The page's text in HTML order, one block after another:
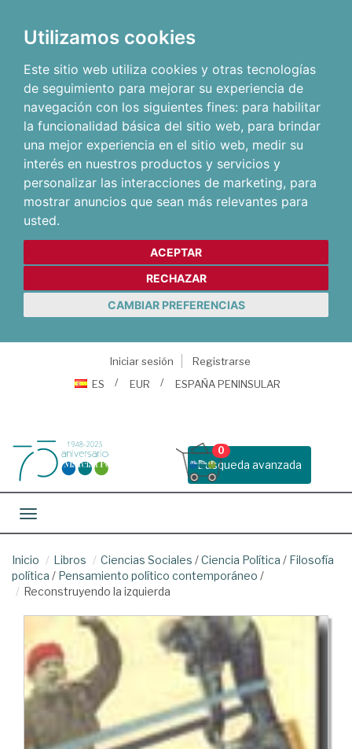
Utilizamos cookies
Este sitio web utiliza cookies y otras tecnologías
de seguimiento para mejorar su experiencia de
navegación con los siguientes fines: para habilitar
la funcionalidad básica del sitio web, para brindar
una mejor experiencia en el sitio web, medir su
interés en nuestros productos y servicios y
personalizar las interacciones de marketing, para
mostrar anuncios que sean más relevantes para
usted.
ACEPTAR
RECHAZAR
CAMBIAR PREFERENCIAS
Iniciar sesión
Registrarse
ES
EUR ESPAÑA PENINSULAR
Busqueda avanzada
0
Toggle navigation
Inicio Libros Ciencias Sociales /Ciencia Política / Filosofía
política / Pensamiento político contemporáneo /
Reconstruyendo la izquierda